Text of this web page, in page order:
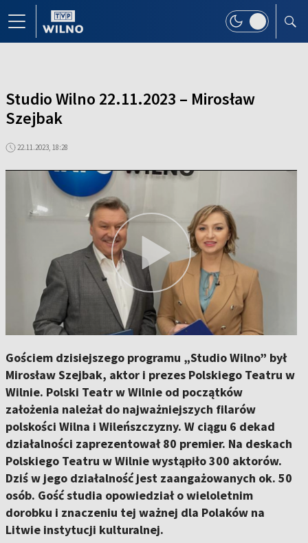
Studio Wilno 22.11.2023 – Mirosław
Szejbak
22.11.2023, 18:28
Gościem dzisiejszego programu „Studio Wilno” był
Mirosław Szejbak, aktor i prezes Polskiego Teatru w
Wilnie. Polski Teatr w Wilnie od początków
założenia należał do najważniejszych filarów
polskości Wilna i Wileńszczyzny. W ciągu 6 dekad
działalności zaprezentował 80 premier. Na deskach
Polskiego Teatru w Wilnie wystąpiło 300 aktorów.
Dziś w jego działalność jest zaangażowanych ok. 50
osób. Gość studia opowiedział o wieloletnim
dorobku i znaczeniu tej ważnej dla Polaków na
Litwie instytucji kulturalnej.